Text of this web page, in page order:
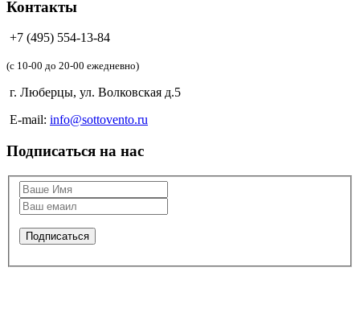
Контакты
+7 (495) 554-13-84
(c 10-00 до 20-00 ежедневно)
г. Люберцы, ул. Волковская д.5
E-mail: info@sottovento.ru
Подписаться на нас